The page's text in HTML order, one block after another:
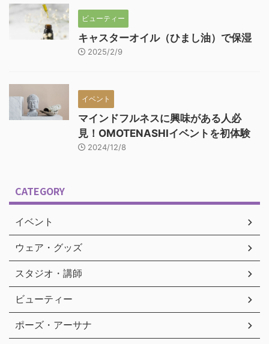
ビューティー
キャスターオイル（ひまし油）で保湿
2025/2/9
イベント
マインドフルネスに興味がある人必
見！OMOTENASHIイベントを初体験
2024/12/8
CATEGORY
イベント
ウェア・グッズ
スタジオ・講師
ビューティー
ポーズ・アーサナ